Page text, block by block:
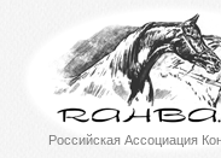
Российская Ассоциация